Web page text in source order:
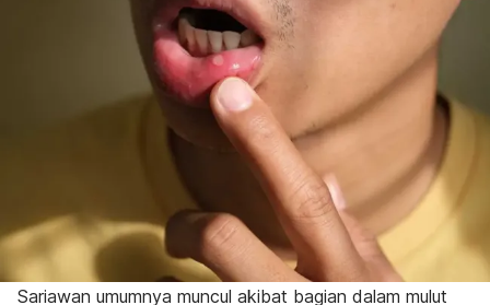
Sariawan umumnya muncul akibat bagian dalam mulut